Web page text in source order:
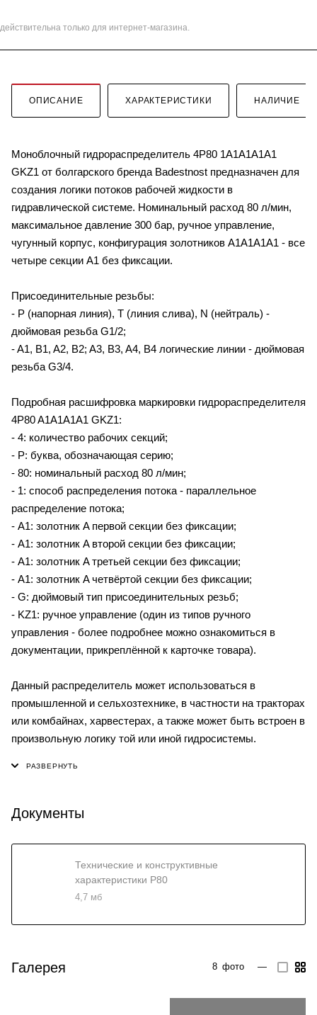
только для интернет-магазина.
ОПИСАНИЕ ХАРАКТЕРИСТИКИ НАЛИЧИЕ
Моноблочный гидрораспределитель 4P80 1A1A1A1A1
GKZ1 от болгарского бренда Badestnost предназначен для
создания логики потоков рабочей жидкости в
гидравлической системе. Номинальный расход 80 л/мин,
максимальное давление 300 бар, ручное управление,
чугунный корпус, конфигурация золотников A1A1A1A1 - все
четыре секции A1 без фиксации.
Присоединительные резьбы:
- P (напорная линия), T (линия слива), N (нейтраль) -
дюймовая резьба G1/2;
- A1, B1, A2, B2; A3, B3, A4, B4 логические линии - дюймовая
резьба G3/4.
Подробная расшифровка маркировки гидрораспределителя
4P80 A1A1A1A1 GKZ1:
- 4: количество рабочих секций;
- P: буква, обозначающая серию;
- 80: номинальный расход 80 л/мин;
- 1: способ распределения потока - параллельное
распределение потока;
- A1: золотник A первой секции без фиксации;
- A1: золотник A второй секции без фиксации;
- A1: золотник A третьей секции без фиксации;
- A1: золотник A четвёртой секции без фиксации;
- G: дюймовый тип присоединительных резьб;
- KZ1: ручное управление (один из типов ручного
управления - более подробнее можно ознакомиться в
документации, прикреплённой к карточке товара).
Данный распределитель может использоваться в
промышленной и сельхозтехнике, в частности на тракторах
или комбайнах, харвестерах, а также может быть встроен в
произвольную логику той или иной гидросистемы.
Документы
Технические и конструктивные
характеристики P80
4,7 мб
Галерея 8 фото —